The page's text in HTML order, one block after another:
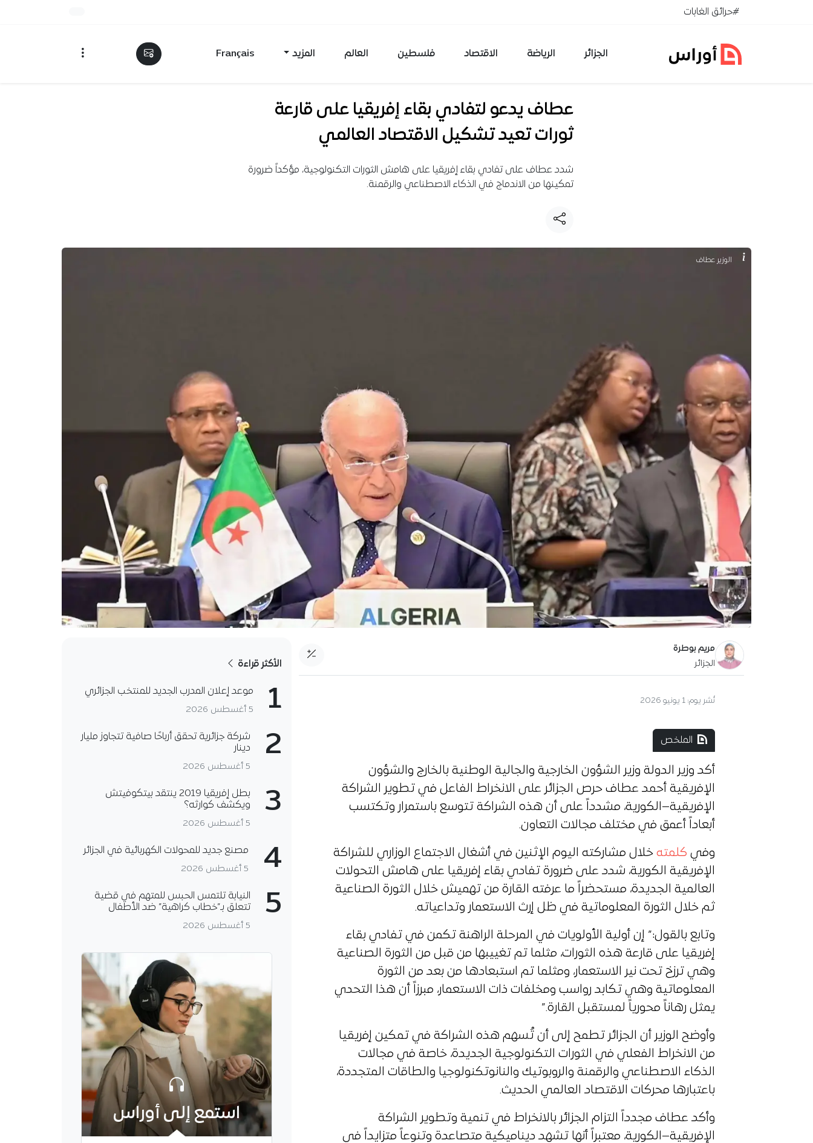
تخطي إلى المحتوى#حرائق الغابات
الجزائر الرياضة الاقتصاد فلسطين العالم المزيد Français
عطاف يدعو لتفادي بقاء إفريقيا على قارعة
ثورات تعيد تشكيل الاقتصاد العالمي
شدد عطاف على تفادي بقاء إفريقيا على هامش الثورات التكنولوجية، مؤكداً ضرورة
تمكينها من الاندماج في الذكاء الاصطناعي والرقمنة.
الوزير عطاف
مريم بوطرة
الجزائر
نُشر يوم: 1 يونيو 2026
الملخص
أكد وزير الدولة وزير الشؤون الخارجية والجالية الوطنية بالخارج والشؤون
الإفريقية أحمد عطاف حرص الجزائر على الانخراط الفاعل في تطوير الشراكة
الإفريقية–الكورية، مشدداً على أن هذه الشراكة تتوسع باستمرار وتكتسب
أبعاداً أعمق في مختلف مجالات التعاون.
وفي كلمته خلال مشاركته اليوم الإثنين في أشغال الاجتماع الوزاري للشراكة
الإفريقية الكورية، شدد على ضرورة تفادي بقاء إفريقيا على هامش التحولات
العالمية الجديدة، مستحضراً ما عرفته القارة من تهميش خلال الثورة الصناعية
ثم خلال الثورة المعلوماتية في ظل إرث الاستعمار وتداعياته.
وتابع بالقول:” إن أولية الأولويات في المرحلة الراهنة تكمن في تفادي بقاء
إفريقيا على قارعة هذه الثورات، مثلما تم تغييبها من قبل من الثورة الصناعية
وهي ترزخ تحت نير الاستعمار، ومثلما تم استبعادها من بعد من الثورة
المعلوماتية وهي تكابد رواسب ومخلفات ذات الاستعمار، مبرزاً أن هذا التحدي
يمثل رهاناً محورياً لمستقبل القارة.”
وأوضح الوزير أن الجزائر تطمح إلى أن تُسهم هذه الشراكة في تمكين إفريقيا
من الانخراط الفعلي في الثورات التكنولوجية الجديدة، خاصة في مجالات
الذكاء الاصطناعي والرقمنة والروبوتيك والنانوتكنولوجيا والطاقات المتجددة،
باعتبارها محركات الاقتصاد العالمي الحديث.
وأكد عطاف مجدداً التزام الجزائر بالانخراط في تنمية وتطوير الشراكة
الإفريقية–الكورية، معتبراً أنها تشهد ديناميكية متصاعدة وتنوعاً متزايداً في
الأكثر قراءة
1 موعد إعلان المدرب الجديد للمنتخب الجزائري
5 أغسطس 2026
2
شركة جزائرية تحقق أرباحًا صافية تتجاوز مليار
دينار
5 أغسطس 2026
3
بطل إفريقيا 2019 ينتقد بيتكوفيتش
ويكشف كوارثه؟
5 أغسطس 2026
4 مصنع جديد للمحولات الكهربائية في الجزائر
5 أغسطس 2026
5
النيابة تلتمس الحبس للمتهم في قضية
تتعلق بـ”خطاب كراهية” ضد الأطفال
5 أغسطس 2026
استمع إلى أوراس